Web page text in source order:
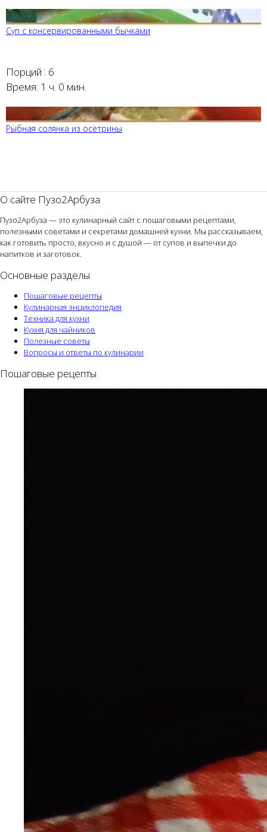
Суп с консервированными бычками
Порций : 6
Время: 1 ч. 0 мин.
Рыбная солянка из осетрины
О сайте Пузо2Арбуза
Пузо2Арбуза — это кулинарный сайт с пошаговыми рецептами,
полезными советами и секретами домашней кухни. Мы рассказываем,
как готовить просто, вкусно и с душой — от супов и выпечки до
напитков и заготовок.
Основные разделы
Пошаговые рецепты
Кулинарная энциклопедия
Техника для кухни
Кухня для чайников
Полезные советы
Вопросы и ответы по кулинарии
Пошаговые рецепты